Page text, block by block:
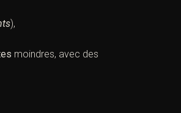
),
moindres, avec des